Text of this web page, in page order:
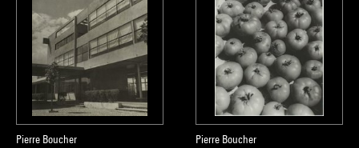
Pierre Boucher
Pierre Boucher